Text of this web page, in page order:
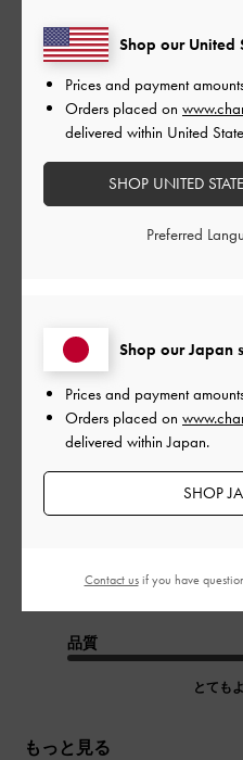
とても
もっと見る
このレビュ
良いもの👍👍👍
良いもの👍👍👍
サイズ: 34/22cm |カラー: ホ
品質
とても
もっと見る
日本語
Shop our Japan
Prices and payment
Orders placed on
delivered within Japan.
SHOP
Shop our United
Prices and payment
Orders placed on
delivered within United
SHOP UNITED
Preferred
Contact usif you have